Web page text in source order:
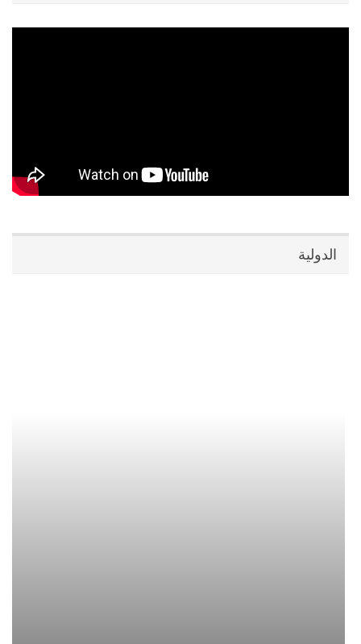
الدولية